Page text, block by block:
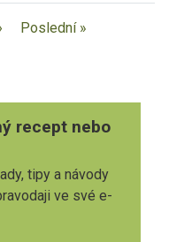
Poslední »
recept nebo
tipy a návody
ve své e-